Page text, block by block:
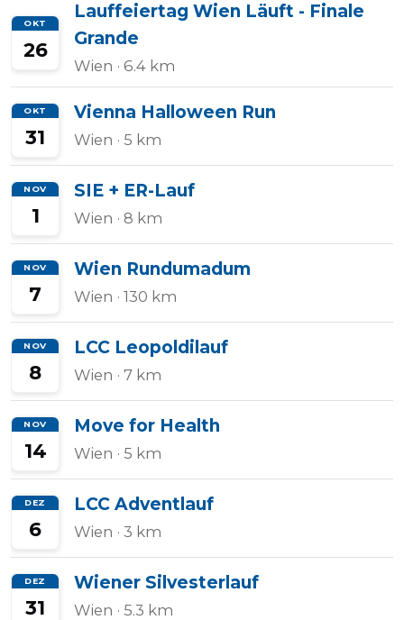
OKT
26
Lauffeiertag Wien Läuft - Finale
Grande
Wien · 6.4 km
OKT
31
Vienna Halloween Run
Wien · 5 km
NOV
1
SIE + ER-Lauf
Wien · 8 km
NOV
7
Wien Rundumadum
Wien · 130 km
NOV
8
LCC Leopoldilauf
Wien · 7 km
NOV
14
Move for Health
Wien · 5 km
DEZ
6
LCC Adventlauf
Wien · 3 km
DEZ
31
Wiener Silvesterlauf
Wien · 5.3 km